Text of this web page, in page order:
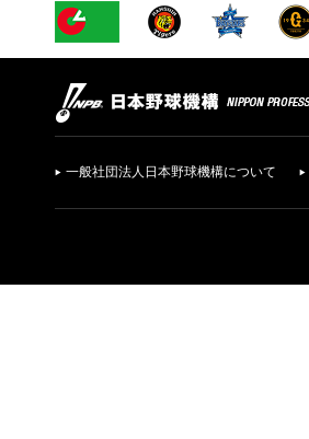
一般社団法人日本野球機構について